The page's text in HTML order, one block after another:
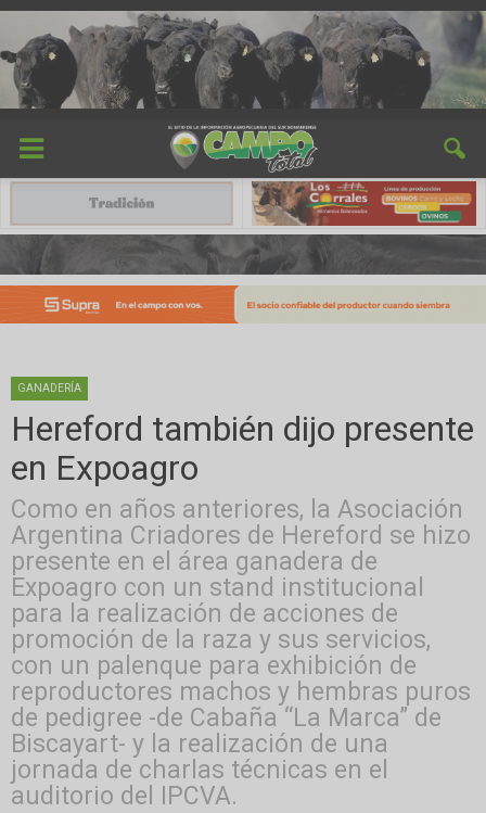
GANADERÍA
Hereford también dijo presente
en Expoagro
Como en años anteriores, la Asociación
Argentina Criadores de Hereford se hizo
presente en el área ganadera de
Expoagro con un stand institucional
para la realización de acciones de
promoción de la raza y sus servicios,
con un palenque para exhibición de
reproductores machos y hembras puros
de pedigree -de Cabaña “La Marca” de
Biscayart- y la realización de una
jornada de charlas técnicas en el
auditorio del IPCVA.